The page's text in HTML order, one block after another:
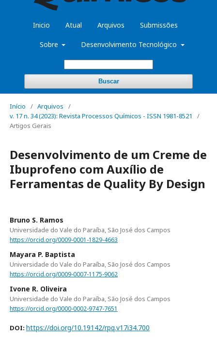
Inicio Atual Arquivos Submissões
Sobre Desenvolvimento Tecnológico
Buscar
Início / Arquivos
/
v. 17 n. 34 (2023): Revista Processos Químicos - ISSN 1981-8521
/
Artigos Gerais
Desenvolvimento de um Creme de
Ibuprofeno com Auxílio de
Ferramentas de Quality By Design
Bruno S. Ramos
Universidade do Vale do Paraíba, São José dos Campos
https://orcid.org/0009-0001-1829-4663
Mayara P. Baptista
Universidade do Vale do Paraíba, São José dos Campos
https://orcid.org/0009-0007-1175-9062
Ivone R. Oliveira
Universidade do Vale do Paraíba, São José dos Campos
https://orcid.org/0000-0002-9747-7651
DOI: https://doi.org/10.19142/rpq.v17i34.700